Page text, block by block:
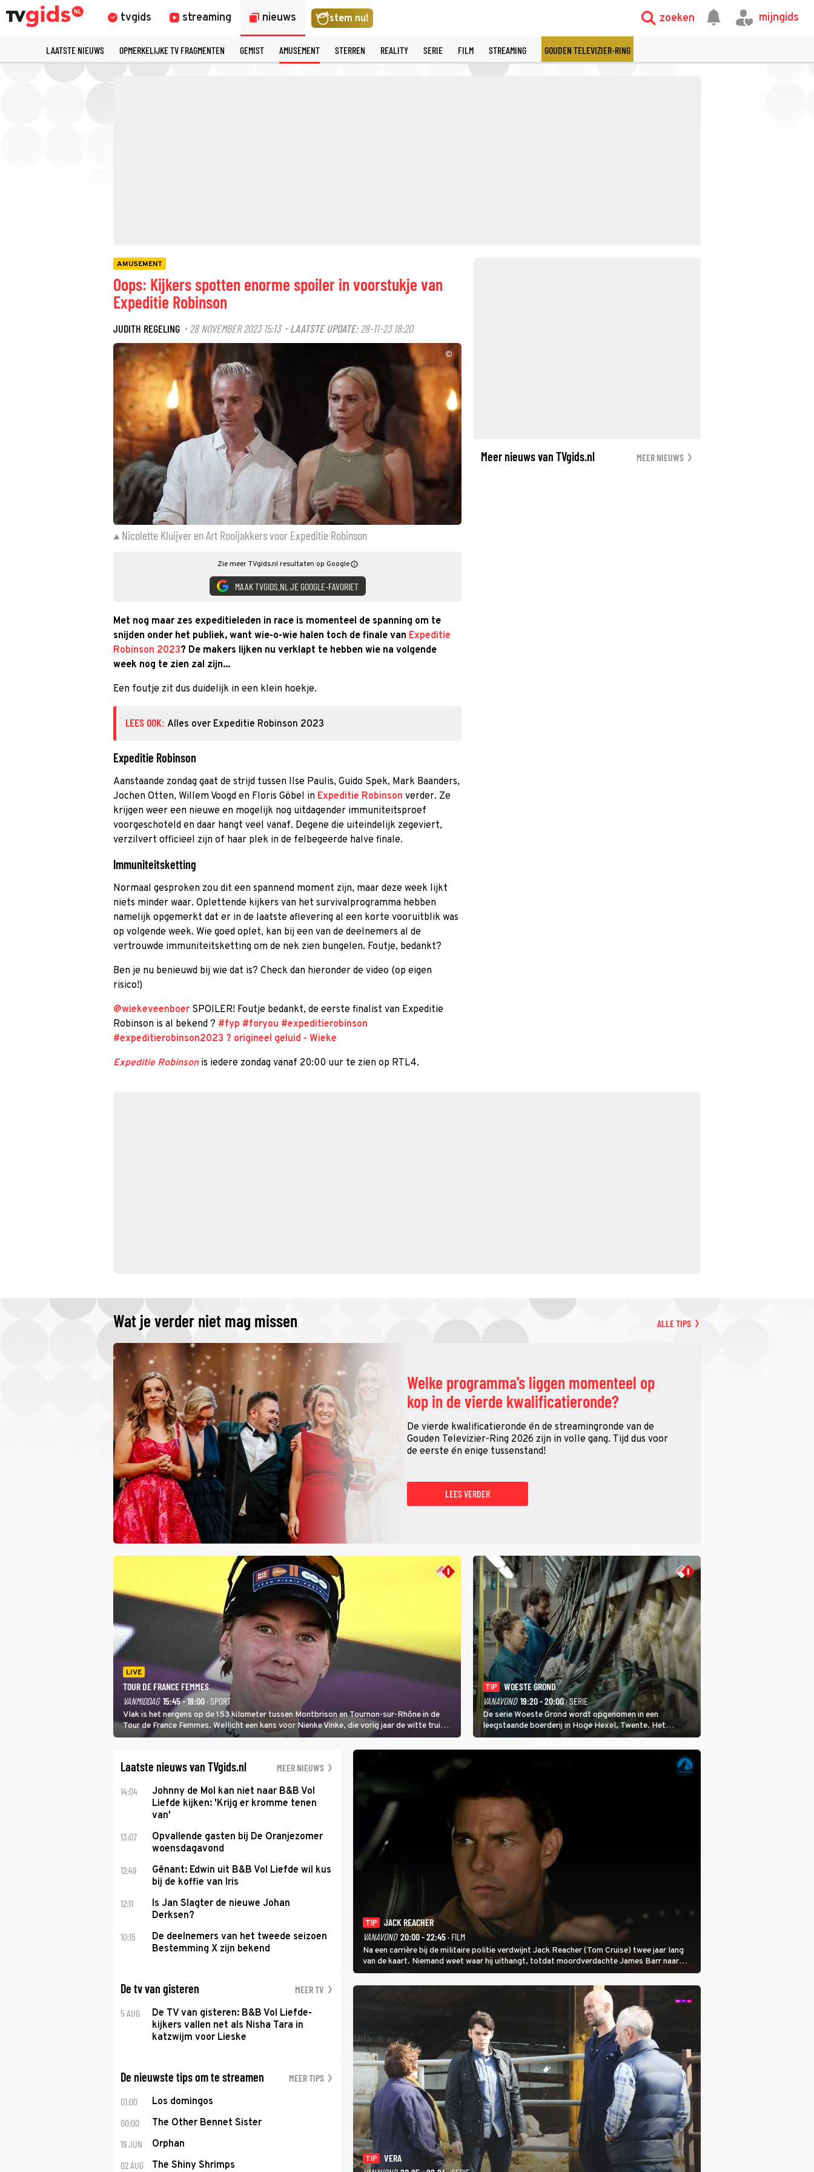
tvgids streaming nieuws stem nu! zoeken mijngids
LAATSTE NIEUWS OPMERKELIJKE TV FRAGMENTEN GEMIST AMUSEMENT STERREN REALITY SERIE FILM STREAMING GOUDEN TELEVIZIER-RING
AMUSEMENT
Oops: Kijkers spotten enorme spoiler in voorstukje van
Expeditie Robinson
JUDITH REGELING · 28 NOVEMBER 2023 15:13· LAATSTE UPDATE: 28-11-23 18:20
©
Nicolette Kluijver en Art Rooijakkers voor Expeditie Robinson
Zie meer TVgids.nl resultaten op Google
MAAK TVGIDS.NL JE GOOGLE-FAVORIET
Met nog maar zes expeditieleden in race is momenteel de spanning om te
snijden onder het publiek, want wie-o-wie halen toch de finale van Expeditie
Robinson 2023? De makers lijken nu verklapt te hebben wie na volgende
week nog te zien zal zijn...
Een foutje zit dus duidelijk in een klein hoekje.
LEES OOK: Alles over Expeditie Robinson 2023
Expeditie Robinson
Aanstaande zondag gaat de strijd tussen Ilse Paulis, Guido Spek, Mark Baanders,
Jochen Otten, Willem Voogd en Floris Göbel in Expeditie Robinson verder. Ze
krijgen weer een nieuwe en mogelijk nog uitdagender immuniteitsproef
voorgeschoteld en daar hangt veel vanaf. Degene die uiteindelijk zegeviert,
verzilvert officieel zijn of haar plek in de felbegeerde halve finale.
Immuniteitsketting
Normaal gesproken zou dit een spannend moment zijn, maar deze week lijkt
niets minder waar. Oplettende kijkers van het survivalprogramma hebben
namelijk opgemerkt dat er in de laatste aflevering al een korte vooruitblik was
op volgende week. Wie goed oplet, kan bij een van de deelnemers al de
vertrouwde immuniteitsketting om de nek zien bungelen. Foutje, bedankt?
Ben je nu benieuwd bij wie dat is? Check dan hieronder de video (op eigen
risico!)
@wiekeveenboer SPOILER! Foutje bedankt, de eerste finalist van Expeditie
Robinson is al bekend ? #fyp #foryou #expeditierobinson
#expeditierobinson2023 ? origineel geluid - Wieke
Expeditie Robinsonis iedere zondag vanaf 20:00 uur te zien op RTL4.
Meer nieuws van TVgids.nl MEER NIEUWS
Wat je verder niet mag missen ALLE TIPS
Welke programma's liggen momenteel op
kop in de vierde kwalificatieronde?
De vierde kwalificatieronde én de streamingronde van de
Gouden Televizier-Ring 2026 zijn in volle gang. Tijd dus voor
de eerste én enige tussenstand!
LEES VERDER
LIVE
TOUR DE FRANCE FEMMES
VANMIDDAG 15:45 - 18:00 · SPORT
Vlak is het nergens op de 153 kilometer tussen Montbrison en Tournon-sur-Rhône in de
Tour de France Femmes. Wellicht een kans voor Nienke Vinke, die vorig jaar de witte trui
won.
TIP
WOESTE GROND
VANAVOND 19:20 - 20:00· SERIE
De serie Woeste Grond wordt opgenomen in een
leegstaande boerderij in Hoge Hexel, Twente. Het
melkveebedrijf met 160 koeien moest sluiten, omdat het
dicht bij een Natura 2000-gebied ligt. In de serie heerst er
Laatste nieuws van TVgids.nl MEER NIEUWS
14:04
Johnny de Mol kan niet naar B&B Vol
Liefde kijken: 'Krijg er kromme tenen
van'
13:07
Opvallende gasten bij De Oranjezomer
woensdagavond
12:49
Gênant: Edwin uit B&B Vol Liefde wil kus
bij de koffie van Iris
12:11
Is Jan Slagter de nieuwe Johan
Derksen?
10:15
De deelnemers van het tweede seizoen
Bestemming X zijn bekend
De tv van gisteren MEER TV
5 AUG
De TV van gisteren: B&B Vol Liefde-
kijkers vallen net als Nisha Tara in
katzwijm voor Lieske
De nieuwste tips om te streamen MEER TIPS
01:00 Los domingos
00:00 The Other Bennet Sister
19 JUN Orphan
02 AUG The Shiny Shrimps
TIP
JACK REACHER
VANAVOND 20:00 - 22:45· FILM
Na een carrière bij de militaire politie verdwijnt Jack Reacher (Tom Cruise) twee jaar lang
van de kaart. Niemand weet waar hij uithangt, totdat moordverdachte James Barr naar
hem vraagt.
TIP
VERA